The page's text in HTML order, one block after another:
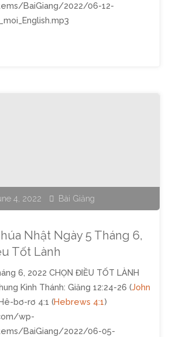
BaiGiang/2022/06-12-
4, 2022 Bài Giảng
Nhật Ngày 5 Tháng 6,
Tốt Lành
6, 2022 CHỌN ĐIỀU TỐT LÀNH
Kinh Thánh: Giăng 12:24-26 (John
bơ-rơ 4:1 (Hebrews 4:1)
wp-
BaiGiang/2022/06-05-